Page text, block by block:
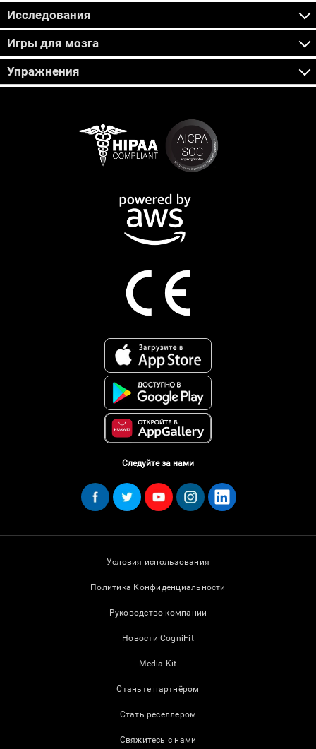
Исследования
Игры для мозга
Упражнения
Следуйте за нами
Условия использования
Политика Конфиденциальности
Руководство компании
Новости CogniFit
Media Kit
Станьте партнёром
Стать реселлером
Свяжитесь с нами